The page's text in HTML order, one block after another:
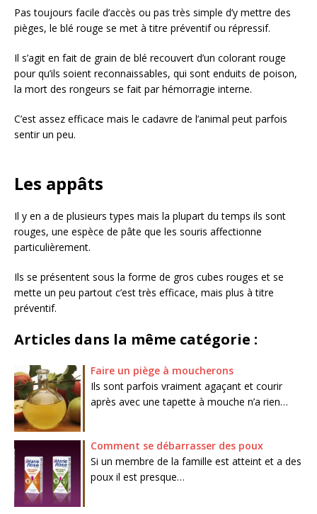
Pas toujours facile d’accès ou pas très simple d’y mettre des
pièges, le blé rouge se met à titre préventif ou répressif.
Il s’agit en fait de grain de blé recouvert d’un colorant rouge
pour qu’ils soient reconnaissables, qui sont enduits de poison,
la mort des rongeurs se fait par hémorragie interne.
C’est assez efficace mais le cadavre de l’animal peut parfois
sentir un peu.
Les appâts
Il y en a de plusieurs types mais la plupart du temps ils sont
rouges, une espèce de pâte que les souris affectionne
particulièrement.
Ils se présentent sous la forme de gros cubes rouges et se
mette un peu partout c’est très efficace, mais plus à titre
préventif.
Articles dans la même catégorie :
Faire un piège à moucherons
Ils sont parfois vraiment agaçant et courir
après avec une tapette à mouche n’a rien…
Comment se débarrasser des poux
Si un membre de la famille est atteint et a des
poux il est presque…